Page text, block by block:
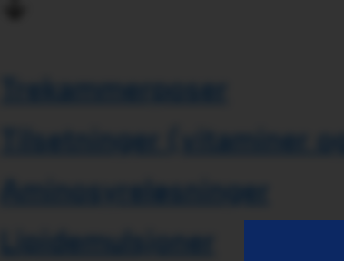
Trekammerposer
Tilsetninger (vitaminer
Aminosyreløsninger
Lipidemulsjoner